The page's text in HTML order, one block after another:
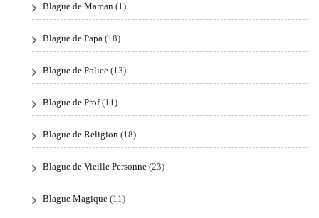
Blague de Maman (1)
Blague de Papa (18)
Blague de Police (13)
Blague de Prof(11)
Blague de Religion (18)
Blague de Vieille Personne (23)
Blague Magique (11)